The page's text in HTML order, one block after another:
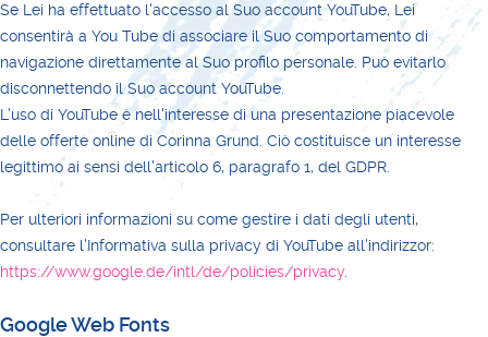
Se Lei ha effettuato l'accesso al Suo account YouTube, Lei
consentirà a You Tube di associare il Suo comportamento di
navigazione direttamente al Suo profilo personale. Può evitarlo
disconnettendo il Suo account YouTube.
L'uso di YouTube è nell'interesse di una presentazione piacevole
delle offerte online di Corinna Grund. Ciò costituisce un interesse
legittimo ai sensi dell'articolo 6, paragrafo 1, del GDPR.
Per ulteriori informazioni su come gestire i dati degli utenti,
consultare l'Informativa sulla privacy di YouTube all'indirizzor:
https://www.google.de/intl/de/policies/privacy.
Google Web Fonts